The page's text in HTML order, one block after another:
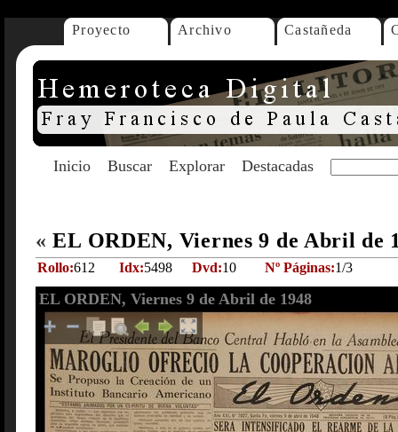
Proyecto Archivo Castañeda
Inicio Buscar Explorar Destacadas
« EL ORDEN, Viernes 9 de Abril de
Rollo:612 Idx:5498 Dvd:10 Nº Páginas:1/3
EL ORDEN, Viernes 9 de Abril de 1948